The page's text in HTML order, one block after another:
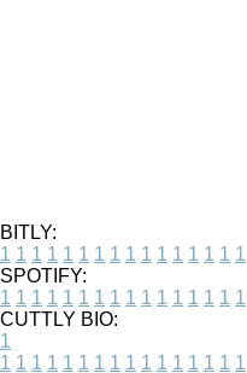
BITLY:
1 1 1 1 1 1 1 1 1 1 1 1 1 1 1 1
SPOTIFY:
1 1 1 1 1 1 1 1 1 1 1 1 1 1 1 1
CUTTLY BIO:
1
1 1 1 1 1 1 1 1 1 1 1 1 1 1 1 1